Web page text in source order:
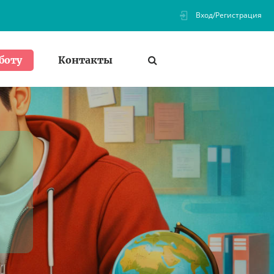
Вход/Регистрация
Контакты